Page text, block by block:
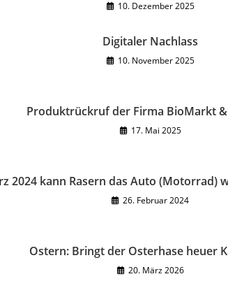
10. Dezember 2025
Digitaler Nachlass
10. November 2025
Produktrückruf der Firma BioMarkt
17. Mai 2025
2024 kann Rasern das Auto (Motorrad)
26. Februar 2024
Ostern: Bringt der Osterhase heuer
20. März 2026